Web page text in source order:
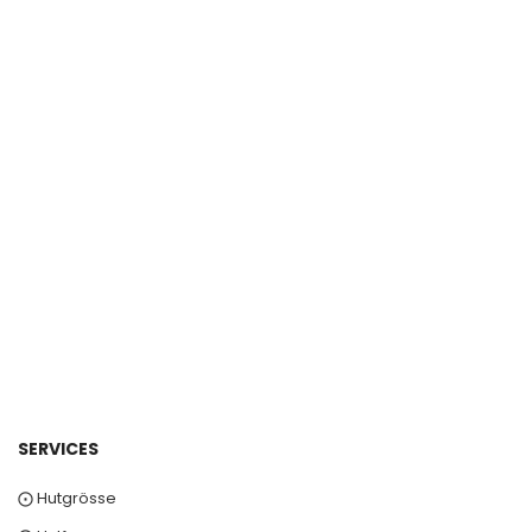
SERVICES
⨀ Hutgrösse